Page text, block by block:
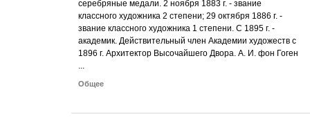
серебряные медали. 2 ноября 1883 г. - звание
классного художника 2 степени; 29 октября 1886 г. -
звание классного художника 1 степени. С 1895 г. -
академик. Действительный член Академии художеств с
1896 г. Архитектор Высочайшего Двора. А. И. фон Гоген
...
Общее